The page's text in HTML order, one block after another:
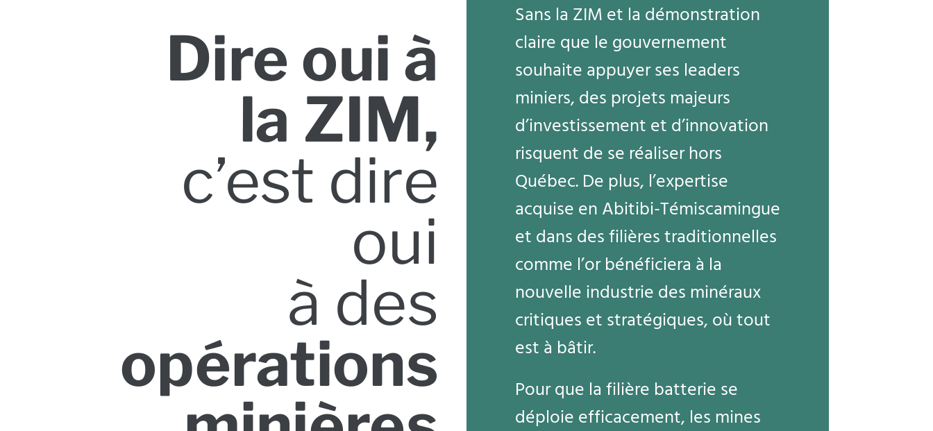
Dire oui à
la ZIM,
c’est dire
oui
à des
opérations
Sans la ZIM et la démonstration
claire que le gouvernement
souhaite appuyer ses leaders
miniers, des projets majeurs
d’investissement et d’innovation
risquent de se réaliser hors
Québec. De plus, l’expertise
acquise en Abitibi-Témiscamingue
et dans des filières traditionnelles
comme l’or bénéficiera à la
nouvelle industrie des minéraux
critiques et stratégiques, où tout
est à bâtir.
Pour que la filière batterie se
déploie efficacement, les mines